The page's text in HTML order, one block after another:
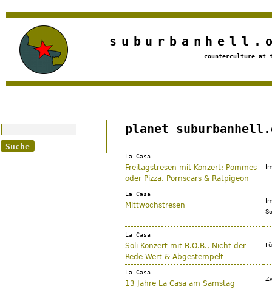
Jump to navigation
counterculture at
planet
La Casa
Freitagstresen mit Konzert: Pommes
oder Pizza, Pornscars & Ratpigeon
La Casa
Mittwochstresen
La Casa
Soli-Konzert mit B.O.B., Nicht der
Rede Wert & Abgestempelt
La Casa
13 Jahre La Casa am Samstag
Suche